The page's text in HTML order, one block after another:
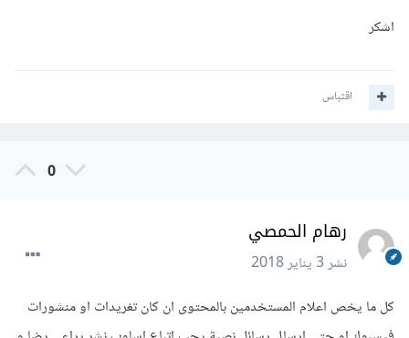
اشكر
اقتباس
0
رهام الحمصي
نشر3 يناير 2018
كل ما يخص اعلام المستخدمين بالمحتوى ان كان تغريدات او منشورات